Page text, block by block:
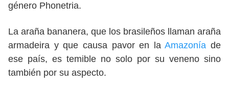
género Phonetria.
La araña bananera, que los brasileños llaman araña
armadeira y que causa pavor en laAmazonía de
ese país, es temible no solo por su veneno sino
también por su aspecto.